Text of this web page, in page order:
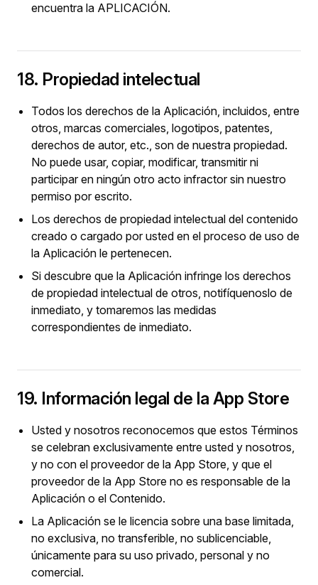
encuentra la APLICACIÓN.
18. Propiedad intelectual
Todos los derechos de la Aplicación, incluidos, entre
otros, marcas comerciales, logotipos, patentes,
derechos de autor, etc., son de nuestra propiedad.
No puede usar, copiar, modificar, transmitir ni
participar en ningún otro acto infractor sin nuestro
permiso por escrito.
Los derechos de propiedad intelectual del contenido
creado o cargado por usted en el proceso de uso de
la Aplicación le pertenecen.
Si descubre que la Aplicación infringe los derechos
de propiedad intelectual de otros, notifíquenoslo de
inmediato, y tomaremos las medidas
correspondientes de inmediato.
19. Información legal de la App Store
Usted y nosotros reconocemos que estos Términos
se celebran exclusivamente entre usted y nosotros,
y no con el proveedor de la App Store, y que el
proveedor de la App Store no es responsable de la
Aplicación o el Contenido.
La Aplicación se le licencia sobre una base limitada,
no exclusiva, no transferible, no sublicenciable,
únicamente para su uso privado, personal y no
comercial.